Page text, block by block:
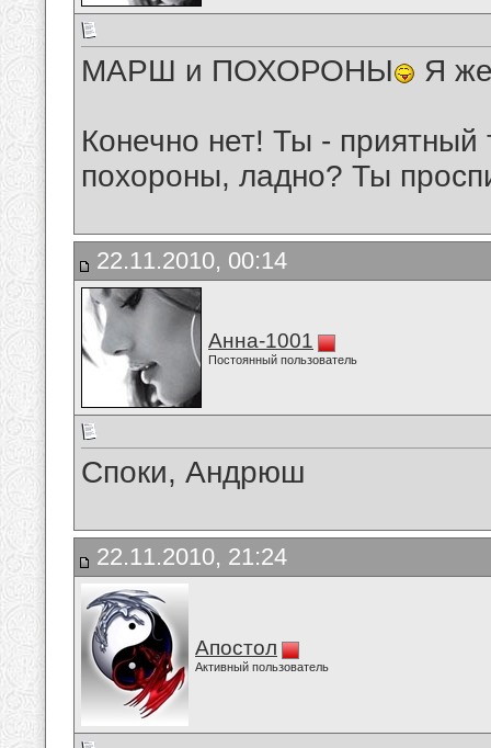
МАРШ и ПОХОРОНЫ Я
Конечно нет! Ты - приятный
похороны, ладно? Ты
22.11.2010, 00:14
Анна-1001
Постоянный пользователь
Споки, Андрюш
22.11.2010, 21:24
Апостол
Активный пользователь